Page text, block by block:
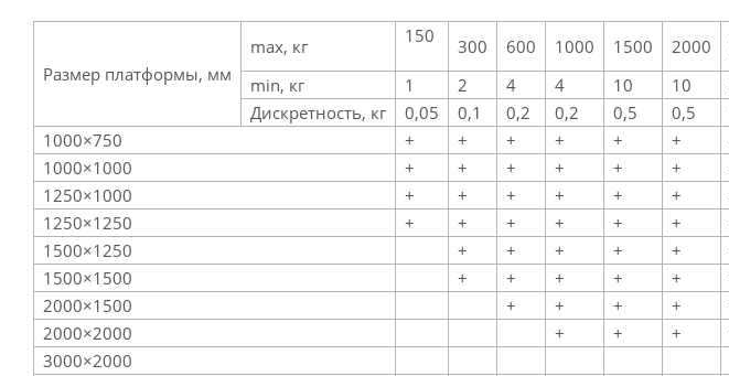
Размер платформы, мм
max, кг 150 300 600 1000 1500 2000
min, кг 1 2 4 4 10 10
Дискретность, кг
0,05 0,1 0,2 0,2 0,5 0,5
1000×750
+ + + + + +
1000×1000
+ + + + + +
1250×1000
+ + + + + +
1250×1250
+ + + + + +
1500×1250
+ + + + +
1500×1500
+ + + + +
2000×1500
+ + + +
2000×2000
+ + +
3000×2000